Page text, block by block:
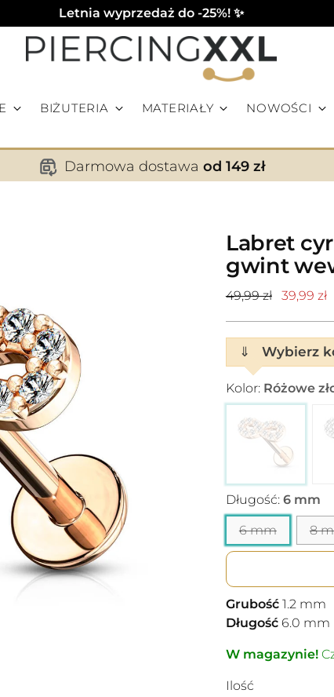
Letnia wyprzedaż do -25%! ✨
BIŻUTERIA MATERIAŁY NOWOŚCI
Darmowa dostawa od 149 zł
Labret
gwint
Cena
49,99 zł 39,99 zł
⇓ Wybierz
Kolor: Różowe
Długość: 6 mm
6 mm 8
Grubość 1.2mm
Długość 6.0 mm
W magazynie!
Ilość